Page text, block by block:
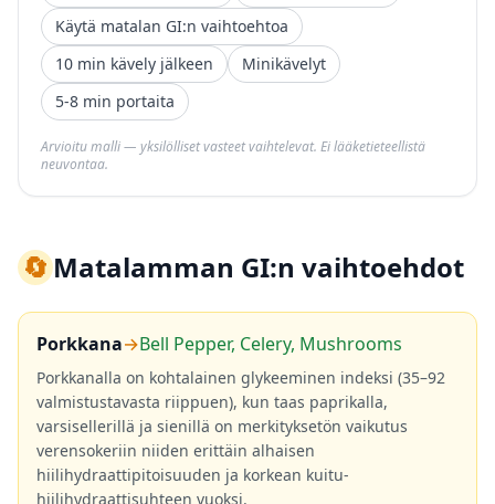
Käytä matalan GI:n vaihtoehtoa
10 min kävely jälkeen
Minikävelyt
5-8 min portaita
Arvioitu malli — yksilölliset vasteet vaihtelevat. Ei lääketieteellistä
neuvontaa.
🔄Matalamman GI:n vaihtoehdot
Porkkana→Bell Pepper, Celery, Mushrooms
Porkkanalla on kohtalainen glykeeminen indeksi (35–92
valmistustavasta riippuen), kun taas paprikalla,
varsisellerillä ja sienillä on merkityksetön vaikutus
verensokeriin niiden erittäin alhaisen
hiilihydraattipitoisuuden ja korkean kuitu-
hiilihydraattisuhteen vuoksi.